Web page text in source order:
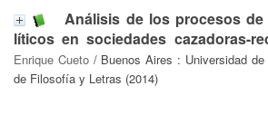
Análisis de los procesos
líticos en sociedades cazadoras-
Enrique Cueto/ Buenos Aires : Universidad de
de Filosofía y Letras (2014)